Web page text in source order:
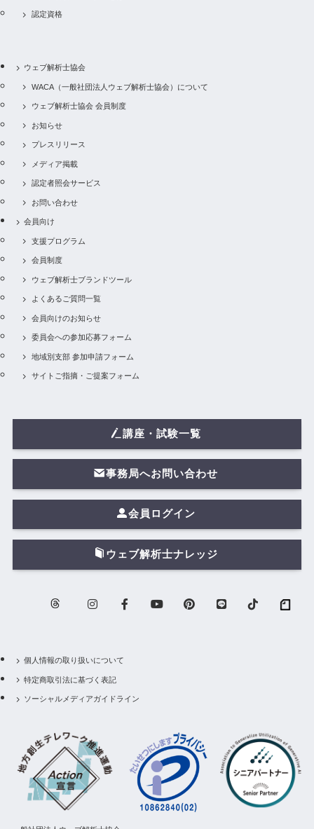
認定資格
ウェブ解析士協会
WACA（一般社団法人ウェブ解析士協会）について
ウェブ解析士協会 会員制度
お知らせ
プレスリリース
メディア掲載
認定者照会サービス
お問い合わせ
会員向け
支援プログラム
会員制度
ウェブ解析士ブランドツール
よくあるご質問一覧
会員向けのお知らせ
委員会への参加応募フォーム
地域別支部 参加申請フォーム
サイトご指摘・ご提案フォーム
講座・試験一覧
事務局へお問い合わせ
会員ログイン
ウェブ解析士ナレッジ
個人情報の取り扱いについて
特定商取引法に基づく表記
ソーシャルメディアガイドライン